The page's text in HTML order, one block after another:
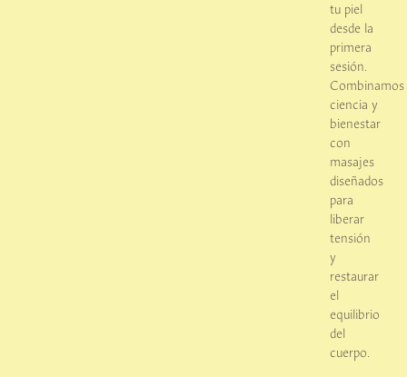
tu piel
desde la
primera
sesión.
Combinamos
ciencia y
bienestar
con
masajes
diseñados
para
liberar
tensión
y
restaurar
el
equilibrio
del
cuerpo.